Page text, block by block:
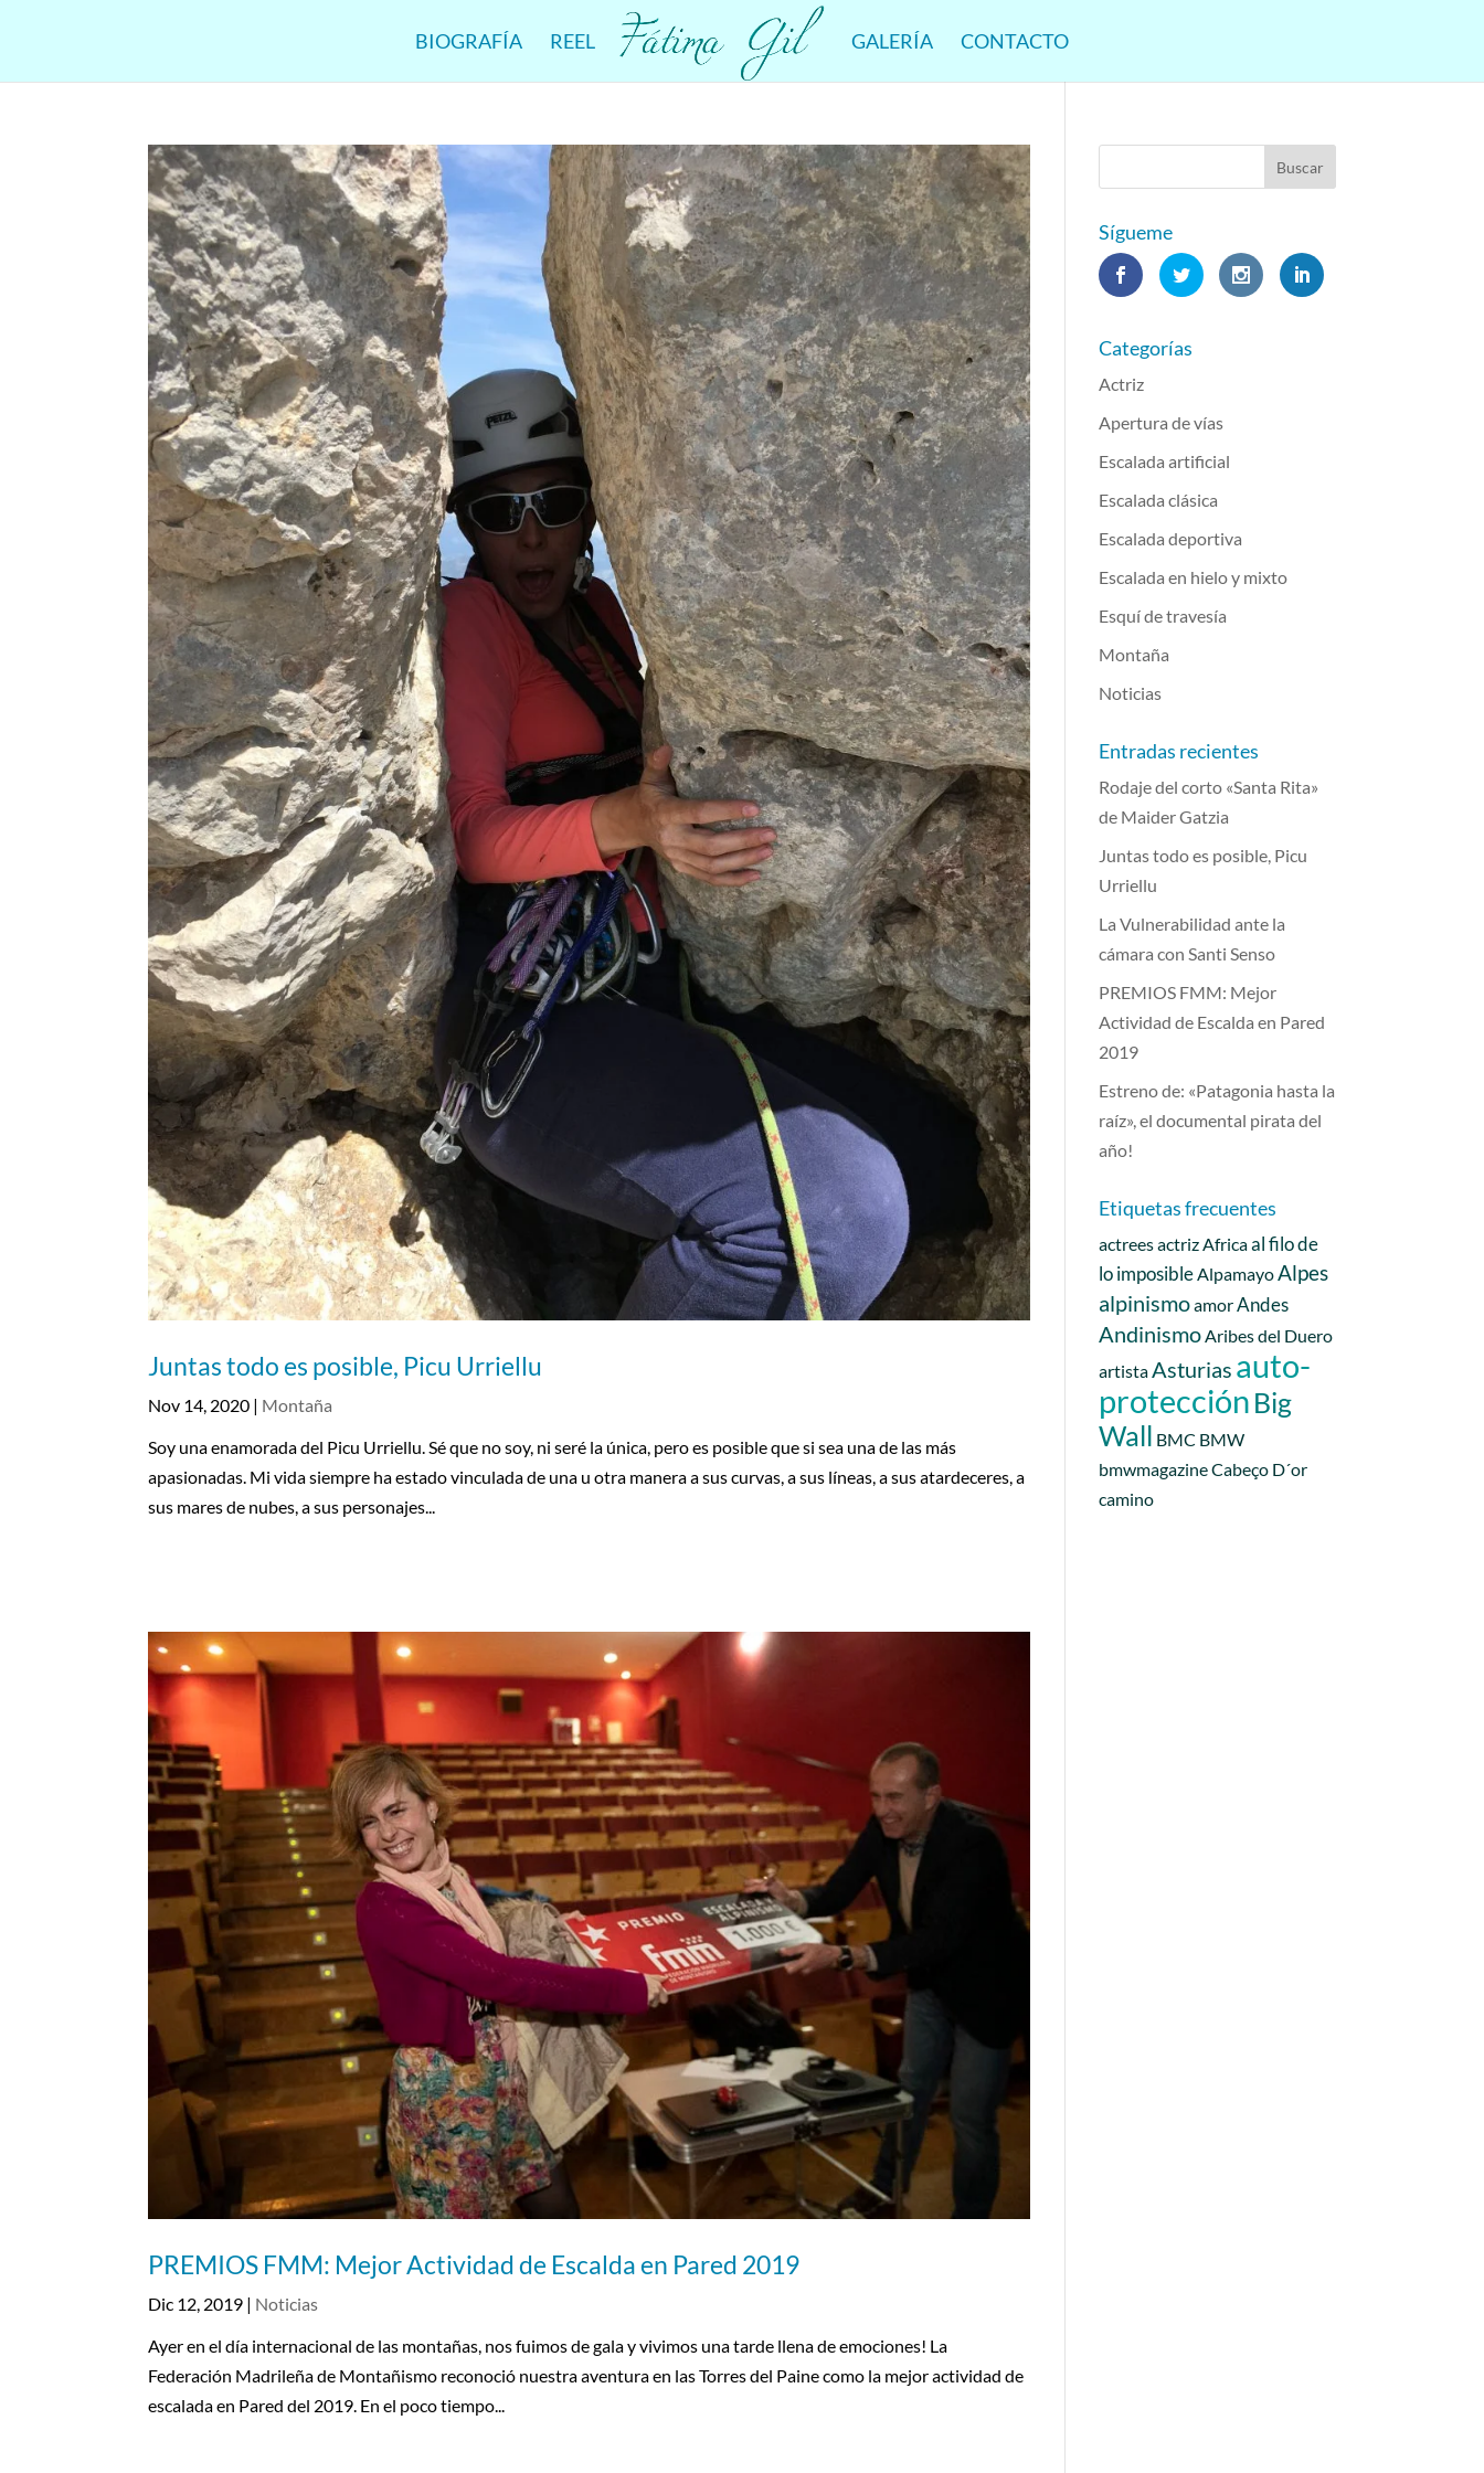
BIOGRAFÍA REEL GALERÍA CONTACTO
Juntas todo es posible, Picu Urriellu
Nov 14, 2020 | Montaña
Soy una enamorada del Picu Urriellu. Sé que no soy, ni seré la única, pero es posible que si sea una de las más
apasionadas. Mi vida siempre ha estado vinculada de una u otra manera a sus curvas, a sus líneas, a sus atardeceres, a
sus mares de nubes, a sus personajes...
PREMIOS FMM: Mejor Actividad de Escalda en Pared 2019
Dic 12, 2019 | Noticias
Ayer en el día internacional de las montañas, nos fuimos de gala y vivimos una tarde llena de emociones! La
Federación Madrileña de Montañismo reconoció nuestra aventura en las Torres del Paine como la mejor actividad de
escalada en Pared del 2019. En el poco tiempo...
Sígueme
Categorías
Actriz
Apertura de vías
Escalada artificial
Escalada clásica
Escalada deportiva
Escalada en hielo y mixto
Esquí de travesía
Montaña
Noticias
Entradas recientes
Rodaje del corto «Santa Rita»
de Maider Gatzia
Juntas todo es posible, Picu
Urriellu
La Vulnerabilidad ante la
cámara con Santi Senso
PREMIOS FMM: Mejor
Actividad de Escalda en Pared
2019
Estreno de: «Patagonia hasta la
raíz», el documental pirata del
año!
Etiquetas frecuentes
actreesactrizAfricaal filo de
lo imposibleAlpamayoAlpes
alpinismoamorAndes
AndinismoAribes del Duero
artistaAsturias auto-
protección Big
Wall BMC BMW
bmwmagazineCabeço D´or
camino